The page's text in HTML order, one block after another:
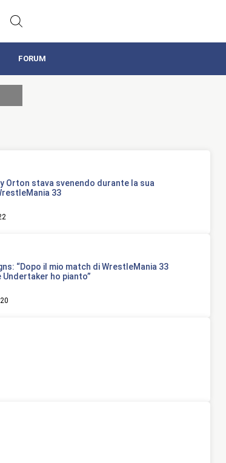
FORUM
Orton stava svenendo durante la sua
33
“Dopo il mio match di WrestleMania 33
ho pianto”